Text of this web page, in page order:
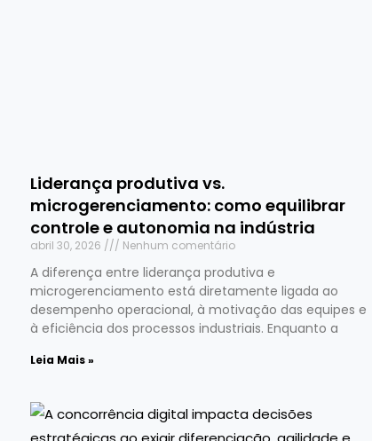
Liderança produtiva vs.
microgerenciamento: como equilibrar
controle e autonomia na indústria
abril 30, 2026 Nenhum comentário
A diferença entre liderança produtiva e
microgerenciamento está diretamente ligada ao
desempenho operacional, à motivação das equipes e
à eficiência dos processos industriais. Enquanto a
Leia Mais »